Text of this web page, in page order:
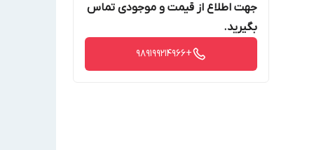
جهت اطلاع از قیمت و موجودی تماس
بگیرید.
+989199214966